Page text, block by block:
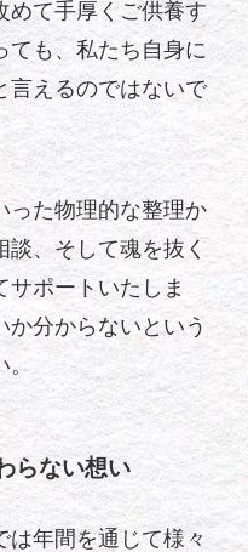
めて手厚くご供養す
ても、私たち自身に
言えるのではないで
った物理的な整理か
談、そして魂を抜く
サポートいたしま
か分からないという
。
らない想い
は年間を通じて様々